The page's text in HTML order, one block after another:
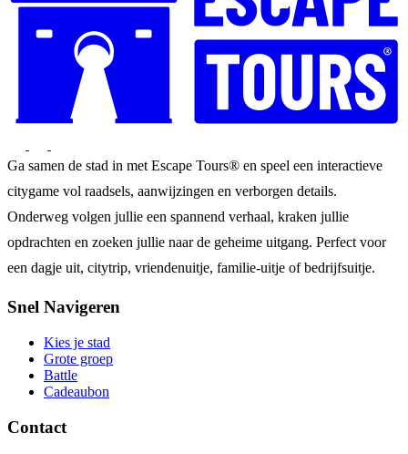
Ga samen de stad in met Escape Tours® en speel een interactieve
citygame vol raadsels, aanwijzingen en verborgen details.
Onderweg volgen jullie een spannend verhaal, kraken jullie
opdrachten en zoeken jullie naar de geheime uitgang. Perfect voor
een dagje uit, citytrip, vriendenuitje, familie-uitje of bedrijfsuitje.
Snel Navigeren
Kies je stad
Grote groep
Battle
Cadeaubon
Contact